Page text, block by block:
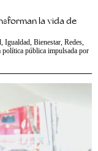
la vida de
Bienestar, Redes,
política pública impulsada por